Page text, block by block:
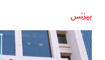
بيزنس